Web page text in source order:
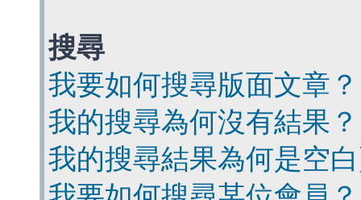
搜尋
我要如何搜尋版面文章？
我的搜尋為何沒有結果？
我的搜尋結果為何是空